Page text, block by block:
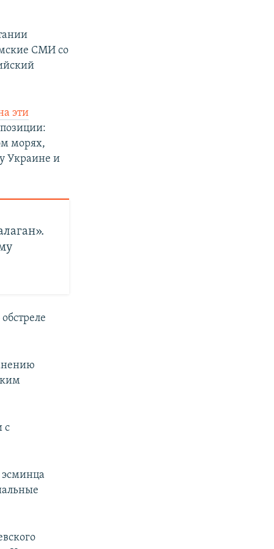
СМИ со
эти
позиции:
морях,
Украине и
с